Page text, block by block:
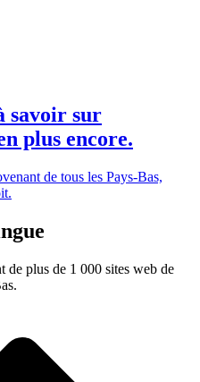
savoir sur
plus encore.
de tous les Pays-Bas,
de plus de 1 000 sites web de